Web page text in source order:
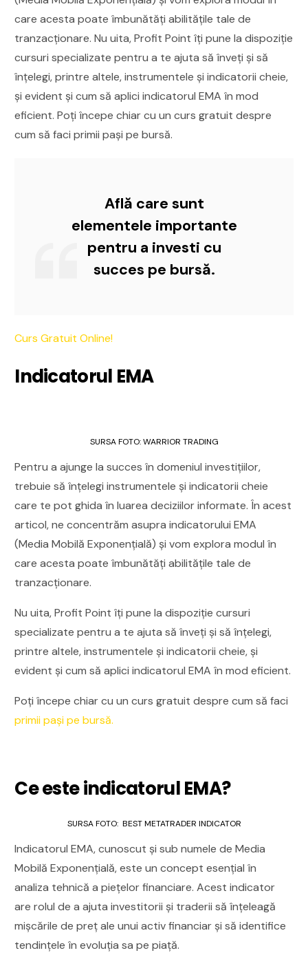
care acesta poate îmbunătăți abilitățile tale de
tranzacționare. Nu uita, Profit Point îți pune la dispoziție
cursuri specializate pentru a te ajuta să înveți și să
înțelegi, printre altele, instrumentele și indicatorii cheie,
și evident și cum să aplici indicatorul EMA în mod
eficient. Poți începe chiar cu un curs gratuit despre
cum să faci primii pași pe bursă.
Află care sunt
elementele importante
pentru a investi cu
succes pe bursă.
Curs Gratuit Online!
Indicatorul EMA
SURSA FOTO: WARRIOR TRADING
Pentru a ajunge la succes în domeniul investițiilor,
trebuie să înțelegi instrumentele și indicatorii cheie
care te pot ghida în luarea deciziilor informate. În acest
articol, ne concentrăm asupra indicatorului EMA
(Media Mobilă Exponențială) și vom explora modul în
care acesta poate îmbunătăți abilitățile tale de
tranzacționare.
Nu uita, Profit Point îți pune la dispoziție cursuri
specializate pentru a te ajuta să înveți și să înțelegi,
printre altele, instrumentele și indicatorii cheie, și
evident și cum să aplici indicatorul EMA în mod eficient.
Poți începe chiar cu un curs gratuit despre cum să faci
primii pași pe bursă.
Ce este indicatorul EMA?
SURSA FOTO: BEST METATRADER INDICATOR
Indicatorul EMA, cunoscut și sub numele de Media
Mobilă Exponențială, este un concept esențial în
analiza tehnică a piețelor financiare. Acest indicator
are rolul de a ajuta investitorii și traderii să înțeleagă
mișcările de preț ale unui activ financiar și să identifice
tendințele în evoluția sa pe piață.